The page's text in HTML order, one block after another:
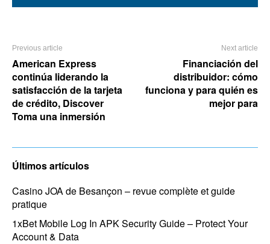
Previous article
American Express
continúa liderando la
satisfacción de la tarjeta
de crédito, Discover
Toma una inmersión
Next article
Financiación del
distribuidor: cómo
funciona y para quién es
mejor para
Últimos artículos
Casino JOA de Besançon – revue complète et guide
pratique
1xBet Mobile Log In APK Security Guide – Protect Your
Account & Data